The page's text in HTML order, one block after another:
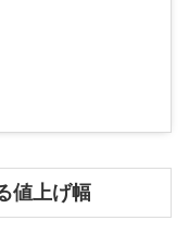
値上げ幅